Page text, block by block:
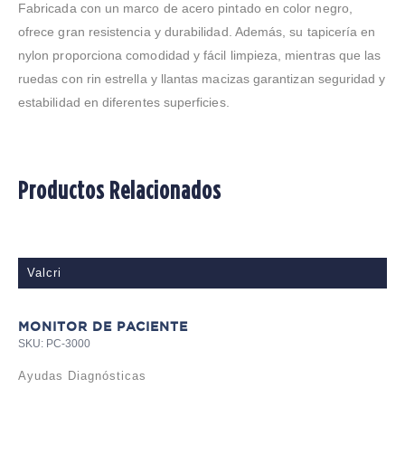
Fabricada con un marco de acero pintado en color negro,
ofrece gran resistencia y durabilidad. Además, su tapicería en
nylon proporciona comodidad y fácil limpieza, mientras que las
ruedas con rin estrella y llantas macizas garantizan seguridad y
estabilidad en diferentes superficies.
Productos Relacionados
Valcri
MONITOR DE PACIENTE
SKU: PC-3000
Ayudas Diagnósticas